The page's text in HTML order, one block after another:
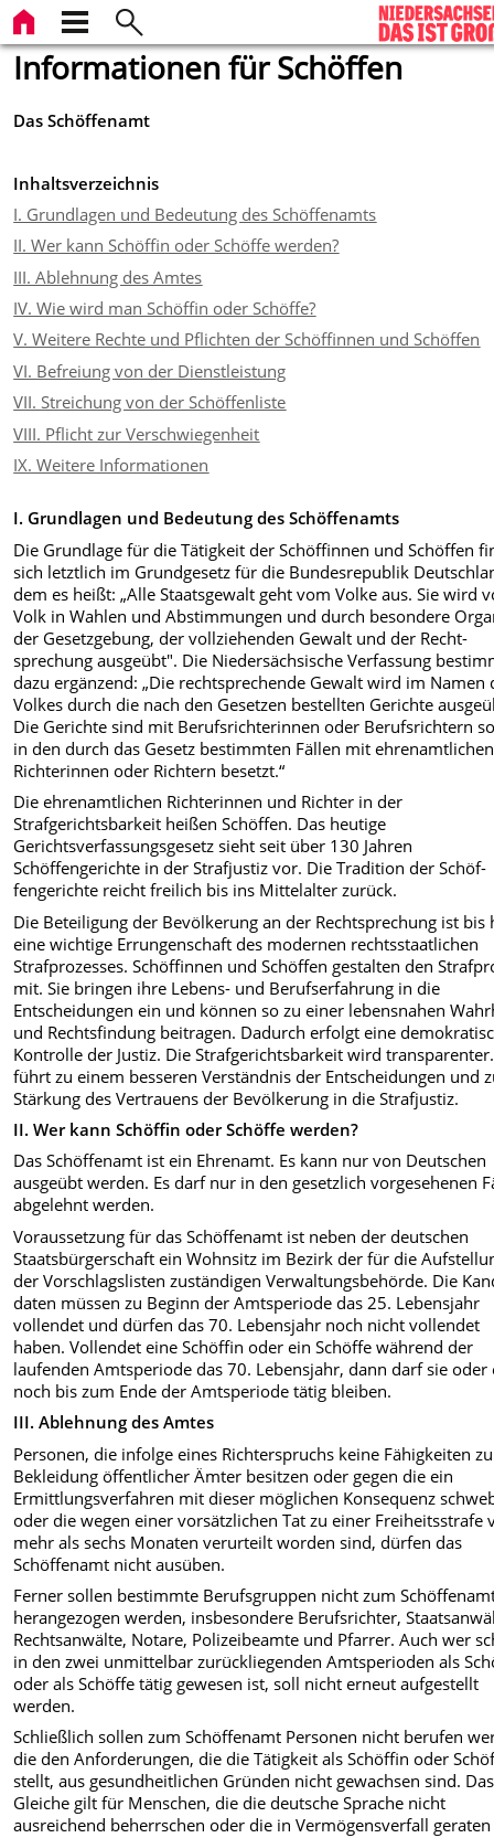
Informationen für Schöffen
Das Schöffenamt
Inhaltsverzeichnis
I. Grundlagen und Bedeutung des Schöffenamts
II. Wer kann Schöffin oder Schöffe werden?
III. Ablehnung des Amtes
IV. Wie wird man Schöffin oder Schöffe?
V. Weitere Rechte und Pflichten der Schöffinnen und Schöffen
VI. Befreiung von der Dienstleistung
VII. Streichung von der Schöffenliste
VIII. Pflicht zur Verschwiegenheit
IX. Weitere Informationen
I. Grundlagen und Bedeutung des Schöffenamts
Die Grundlage für die Tätigkeit der Schöffinnen und Schöffen
sich letztlich im Grundgesetz für die Bundesrepublik
dem es heißt: „Alle Staatsgewalt geht vom Volke aus. Sie wird
Volk in Wahlen und Abstimmungen und durch besondere
der Gesetzgebung, der vollziehenden Gewalt und der Recht­
sprechung ausgeübt". Die Nieder­sächsische Verfassung
dazu ergänzend: „Die rechtsprechende Gewalt wird im Namen
Volkes durch die nach den Gesetzen bestellten Gerichte
Die Gerichte sind mit Berufsrichterinnen oder Berufsrichtern
in den durch das Gesetz bestimmten Fällen mit ehrenamtlichen
Richterinnen oder Richtern besetzt.“
Die ehrenamtlichen Richterinnen und Richter in der
Strafgerichtsbarkeit heißen Schöffen. Das heutige
Gerichtsverfassungsgesetz sieht seit über 130 Jahren
Schöffengerichte in der Strafjustiz vor. Die Tradition der Schöf­
fengerichte reicht freilich bis ins Mittel­alter zurück.
Die Beteiligung der Bevölkerung an der Rechtsprechung ist bis
eine wichtige Errungenschaft des modernen rechtsstaatlichen
Strafprozesses. Schöf­finnen und Schöffen gestalten den
mit. Sie bringen ihre Lebens- und Berufserfahrung in die
Entscheidungen ein und können so zu einer lebensnahen
und Rechtsfindung beitragen. Dadurch erfolgt eine
Kontrolle der Justiz. Die Strafgerichtsbarkeit wird
führt zu einem besseren Verständnis der Entschei­dungen und
Stärkung des Ver­trauens der Bevölkerung in die Straf­justiz.
II. Wer kann Schöffin oder Schöffe werden?
Das Schöffenamt ist ein Ehrenamt. Es kann nur von Deutschen
ausgeübt werden. Es darf nur in den gesetzlich vorgesehenen
abgelehnt werden.
Voraussetzung für das Schöffenamt ist neben der deutschen
Staatsbürger­schaft ein Wohnsitz im Bezirk der für die
der Vorschlagslisten zustän­digen Verwaltungsbehörde. Die
daten müssen zu Beginn der Amts­periode das 25. Lebensjahr
vollendet und dürfen das 70. Lebensjahr noch nicht vollendet
haben. Vollendet eine Schöffin oder ein Schöffe während der
laufenden Amtsperiode das 70. Lebens­jahr, dann darf sie oder
noch bis zum Ende der Amtsperiode tätig bleiben.
III. Ablehnung des Amtes
Personen, die infolge eines Richter­spruchs keine Fähigkeiten
Beklei­dung öffentlicher Ämter besitzen oder gegen die ein
Ermittlungsverfahren mit dieser möglichen Konsequenz
oder die wegen einer vorsätzlichen Tat zu einer Freiheitsstrafe
mehr als sechs Monaten verurteilt worden sind, dürfen das
Schöffenamt nicht ausüben.
‌Ferner sollen bestimmte Berufsgruppen nicht zum
herangezogen werden, insbesondere Berufsrichter,
Rechtsanwälte, Notare, Polizeibeamte und Pfarrer. Auch wer
in den zwei unmittelbar zurück­liegenden Amtsperioden als
oder als Schöffe tätig gewesen ist, soll nicht erneut aufgestellt
werden.
Schließlich sollen zum Schöffenamt Personen nicht berufen
die den Anforderungen, die die Tätigkeit als Schöffin oder
stellt, aus ge­sundheitlichen Gründen nicht gewach­sen sind. Das
Gleiche gilt für Menschen, die die deutsche Sprache nicht
ausreichend beherrschen oder die in Vermögensverfall